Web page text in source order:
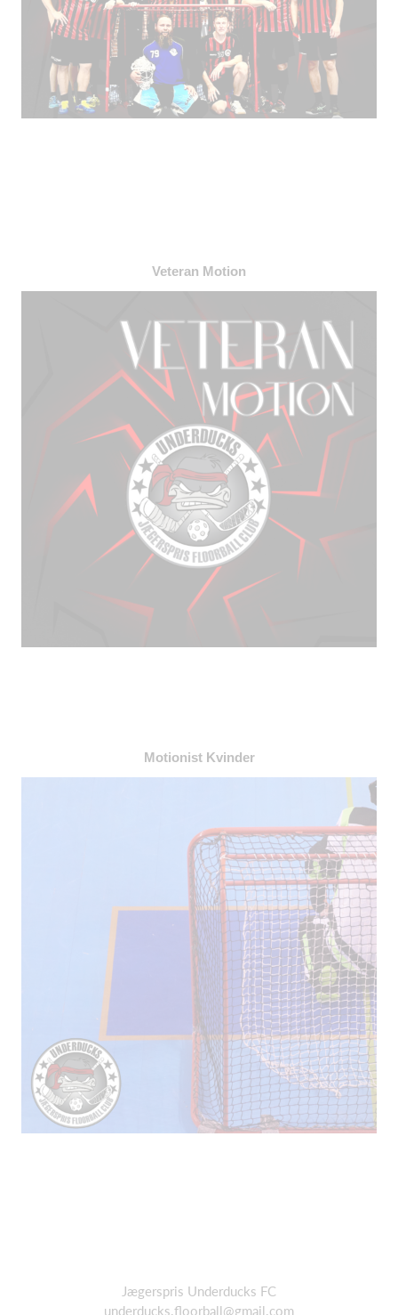
Veteran Motion
Motionist Kvinder
Jægerspris Underducks FC
underducks.floorball@gmail.com